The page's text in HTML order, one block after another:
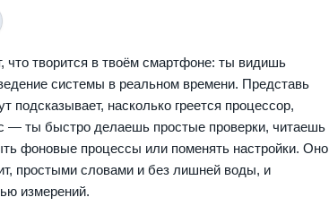
что творится в твоём смартфоне: ты видишь
системы в реальном времени. Представь
подсказывает, насколько греется процессор,
— ты быстро делаешь простые проверки, читаешь
фоновые процессы или поменять настройки. Оно
простыми словами и без лишней воды, и
измерений.